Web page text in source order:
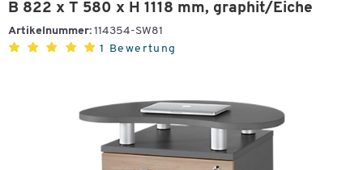
B 822 x T 580 x H 1118 mm, graphit/Eiche
Artikelnummer: 114354-SW81
1 Bewertung